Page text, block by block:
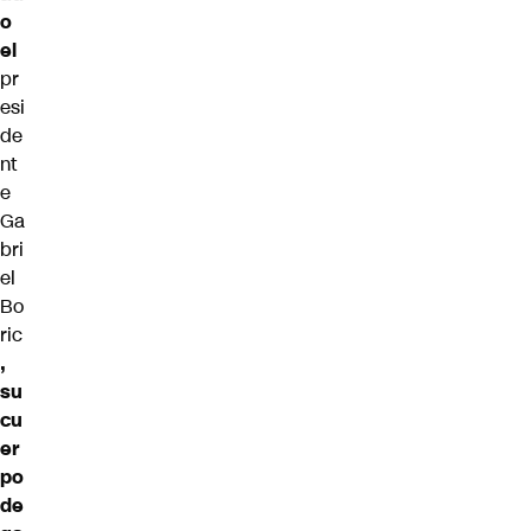
o
el
pr
esi
de
nt
e
Ga
bri
el
Bo
ric
,
su
cu
er
po
de